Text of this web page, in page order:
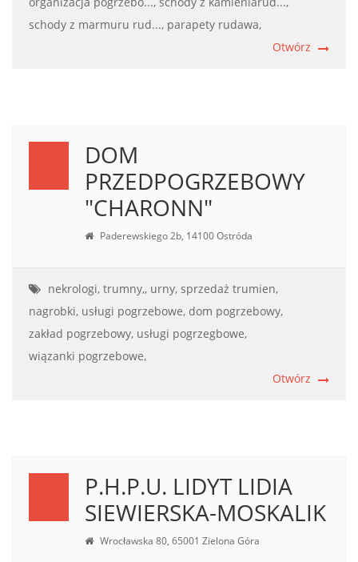
schody z marmuru rud..., parapety rudawa,
Otwórz
DOM
PRZEDPOGRZEBOWY
"CHARONN"
Paderewskiego 2b, 14100 Ostróda
nekrologi, trumny,, urny, sprzedaż trumien,
nagrobki, usługi pogrzebowe, dom pogrzebowy,
zakład pogrzebowy, usługi pogrzegbowe,
wiązanki pogrzebowe,
Otwórz
P.H.P.U. LIDYT LIDIA
SIEWIERSKA-MOSKALIK
Wrocławska 80, 65001 Zielona Góra